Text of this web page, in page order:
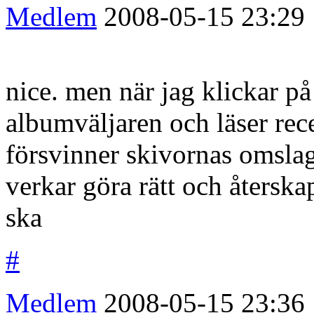
Medlem 2008-05-15 23:29
nice. men när jag klickar
albumväljaren och läser
försvinner skivornas
verkar göra rätt och
ska
#
Medlem 2008-05-15 23:36